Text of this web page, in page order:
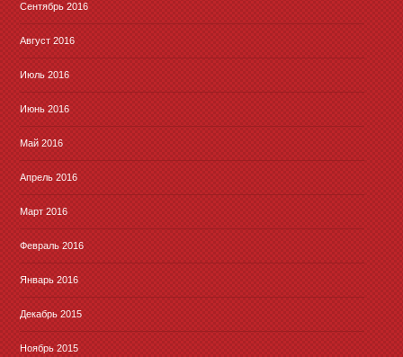
Сентябрь 2016
Август 2016
Июль 2016
Июнь 2016
Май 2016
Апрель 2016
Март 2016
Февраль 2016
Январь 2016
Декабрь 2015
Ноябрь 2015